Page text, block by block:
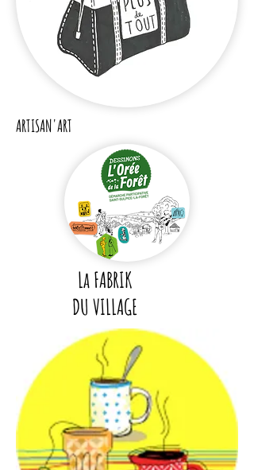
ARTISAN'ART
La FABRIK
DU VILLAGE